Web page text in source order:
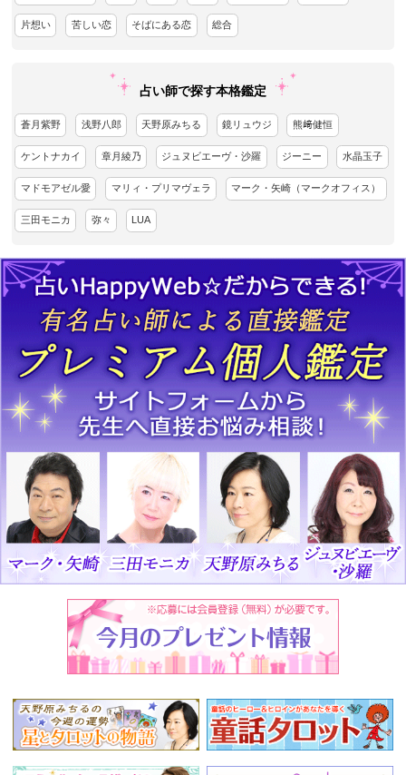
片想い 苦しい恋 そばにある恋 総合
占い師で探す本格鑑定
蒼月紫野 浅野八郎 天野原みちる 鏡リュウジ 熊﨑健恒
ケントナカイ 章月綾乃 ジュヌビエーヴ・沙羅 ジーニー 水晶玉子
マドモアゼル愛 マリィ・プリマヴェラ マーク・矢崎（マークオフィス）
三田モニカ 弥々 LUA